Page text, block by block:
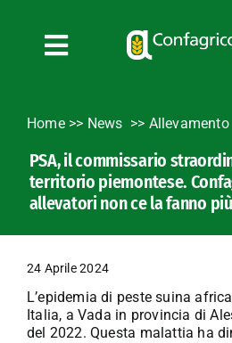
contenuto
Toggle
News
Bandi
Formazione
Convenzioni
L’Agricoltore cuneese
Fotogallery
Home>> News Allevamento
PSA, il commissario
territorio piemontese.
allevatori non ce la fanno
24 Aprile 2024
L’epidemia di peste suina
Italia, a Vada in provincia di
del 2022. Questa malattia ha